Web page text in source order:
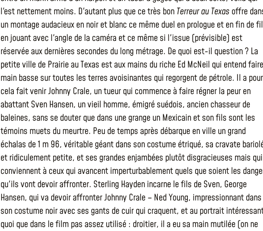
l'est nettement moins. D'autant plus que ce très bon Terreur au Texas offre
un montage audacieux en noir et blanc ce même duel en prologue et en fin de
en jouant avec l'angle de la caméra et ce même si l'issue (prévisible) est
réservée aux dernières secondes du long métrage. De quoi est-il question ? La
petite ville de Prairie au Texas est aux mains du riche Ed McNeil qui entend faire
main basse sur toutes les terres avoisinantes qui regorgent de pétrole. Il a pour
cela fait venir Johnny Crale, un tueur qui commence à faire régner la peur en
abattant Sven Hansen, un vieil homme, émigré suédois, ancien chasseur de
baleines, sans se douter que dans une grange un Mexicain et son fils sont les
témoins muets du meurtre. Peu de temps après débarque en ville un grand
échalas de 1 m 96, véritable géant dans son costume étriqué, sa cravate
et ridiculement petite, et ses grandes enjambées plutôt disgracieuses mais qui
conviennent à ceux qui avancent imperturbablement quels que soient les
qu'ils vont devoir affronter. Sterling Hayden incarne le fils de Sven, George
Hansen, qui va devoir affronter Johnny Crale – Ned Young, impressionnant dans
son costume noir avec ses gants de cuir qui craquent, et au portrait
quoi que dans le film pas assez utilisé : droitier, il a eu sa main mutilée (on ne